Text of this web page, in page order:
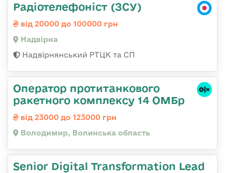
Радіотелефоніст (ЗСУ)
від 20000 до 100000 грн
Надвірна
Надвірнянський РТЦК та СП
Оператор протитанкового
ракетного комплексу 14 ОМБр
від 23000 до 123000 грн
Володимир, Волинська область
Senior Digital Transformation Lead